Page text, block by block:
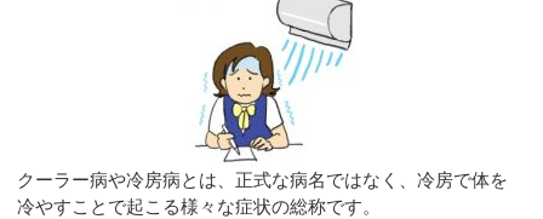
クーラー病や冷房病とは、正式な病名ではなく、冷房で体を
冷やすことで起こる様々な症状の総称です。